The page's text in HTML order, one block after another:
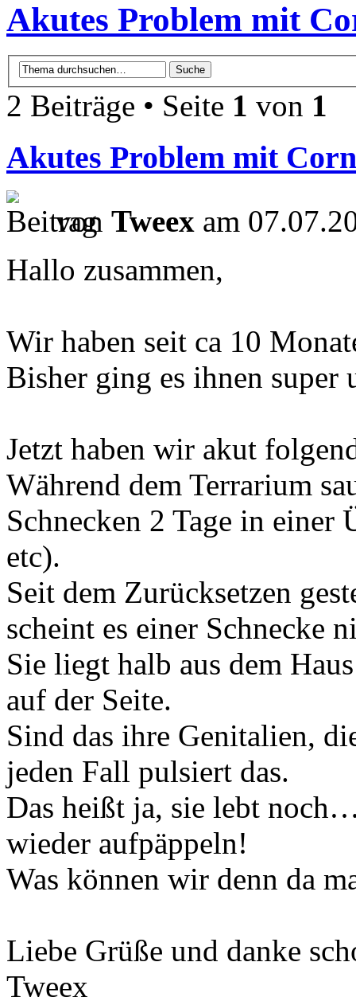
Akutes Problem mit
2 Beiträge • Seite 1 von 1
Akutes Problem mit
von Tweex am
Hallo zusammen,
Wir haben seit ca 10
Bisher ging es ihnen super
Jetzt haben wir akut
Während dem Terrarium
Schnecken 2 Tage in
etc).
Seit dem Zurücksetzen
scheint es einer Schnecke
Sie liegt halb aus dem
auf der Seite.
Sind das ihre Genitalien,
jeden Fall pulsiert das.
Das heißt ja, sie lebt
wieder aufpäppeln!
Was können wir denn da
Liebe Grüße und danke
Tweex